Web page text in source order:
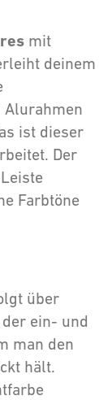
mit
deinem
Alurahmen
ist dieser
Der
Farbtöne
über
ein- und
man den
hält.